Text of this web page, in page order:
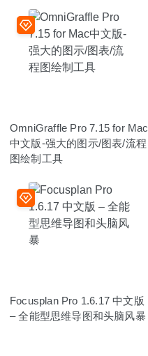
OmniGraffle Pro 7.15 for Mac
中文版-强大的图示/图表/流程
图绘制工具
Focusplan Pro 1.6.17 中文版
– 全能型思维导图和头脑风暴